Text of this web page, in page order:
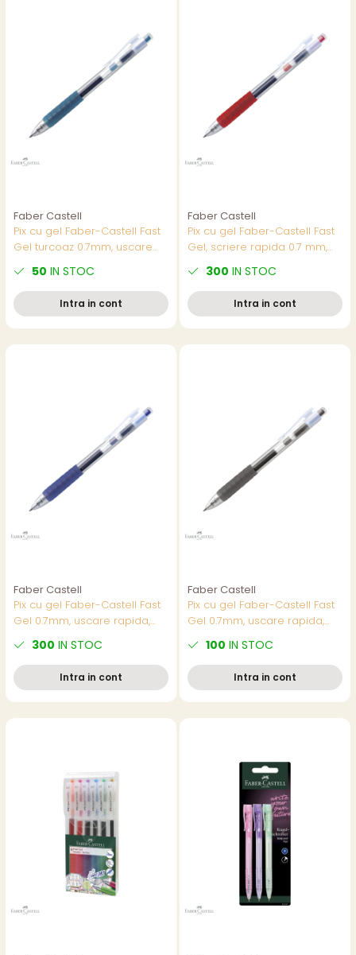
Faber Castell
Pix cu gel Faber-Castell Fast
Gel turcoaz 0.7mm, uscare
50 IN STOC
Intra in cont
Faber Castell
Pix cu gel Faber-Castell Fast
Gel, scriere rapida 0.7 mm,
300 IN STOC
Intra in cont
Faber Castell
Pix cu gel Faber-Castell Fast
Gel 0.7mm, uscare rapida,
scriere fluida, albastru
300 IN STOC
Intra in cont
Faber Castell
Pix cu gel Faber-Castell Fast
Gel 0.7mm, uscare rapida,
100 IN STOC
Intra in cont